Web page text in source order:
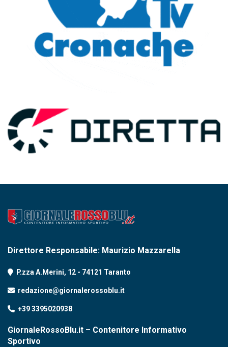
Direttore Responsabile: Maurizio Mazzarella
P.zza A.Merini, 12 - 74121 Taranto
redazione@giornalerossoblu.it
+39 3395020938
GiornaleRossoBlu.it – Contenitore Informativo
Sportivo